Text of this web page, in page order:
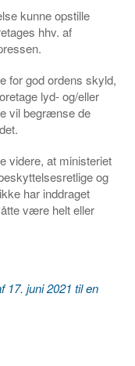
kunne opstille
hhv. af
for god ordens skyld,
lyd- og/eller
vil begrænse de
videre, at ministeriet
og
har inddraget
være helt eller
17. juni 2021 til en